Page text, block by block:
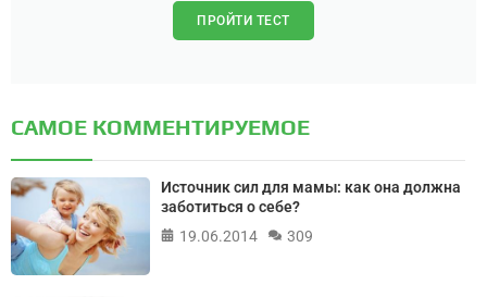
ПРОЙТИ ТЕСТ
САМОЕ КОММЕНТИРУЕМОЕ
Источник сил для мамы: как она должна
заботиться о себе?
19.06.2014
309